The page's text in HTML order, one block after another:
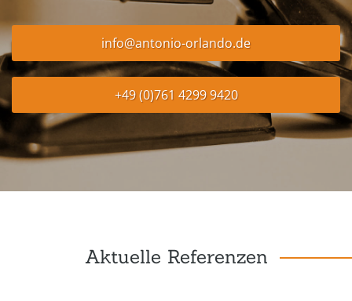
info@antonio-orlando.de
+49 (0)761 4299 9420
Aktuelle Referenzen